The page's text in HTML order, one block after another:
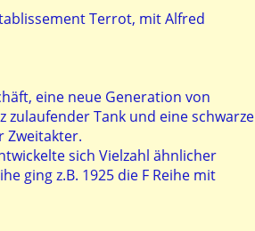
Terrot, mit Alfred
eine neue Generation von
Tank und eine schwarze
Zweitakter.
sich Vielzahl ähnlicher
ging z.B. 1925 die F Reihe mit